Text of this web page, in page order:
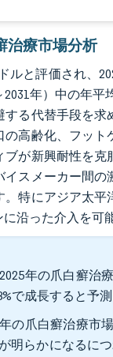
治療市場分析
ルと評価され、
年）中の年
る代替手段を
高齢化、フッ
が新興耐性を
スメーカー間
特にアジア太
沿った介入を可
年の爪白癬治
で成長すると予測
の爪白癬治療市
明らかになるに